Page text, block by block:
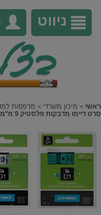
ניווט
ראשי > מיכון משרדי > מדפסות
סרט דיימו מדבקות פלסטיק 9 מ"מ - סרט פלסטיק 9 מ"מ DYMO, כחול על רקע לבן